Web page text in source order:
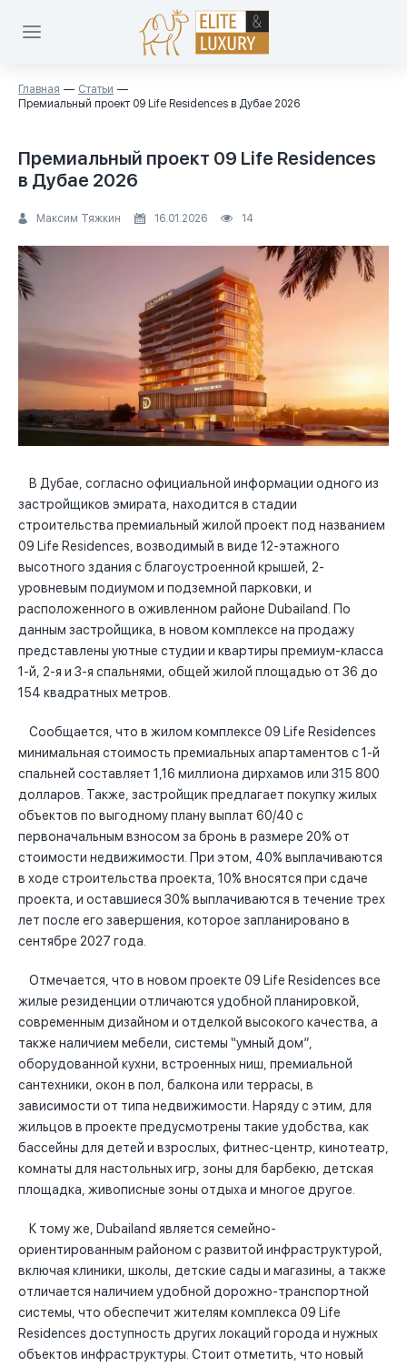
Главная
Статьи
Премиальный проект 09 Life Residences в Дубае 2026
Премиальный проект 09 Life Residences
в Дубае 2026
Максим Тяжкин 16.01.2026 14
В Дубае, согласно официальной информации одного из
застройщиков эмирата, находится в стадии
строительства премиальный жилой проект под названием
09 Life Residences, возводимый в виде 12-этажного
высотного здания с благоустроенной крышей, 2-
уровневым подиумом и подземной парковки, и
расположенного в оживленном районе Dubailand. По
данным застройщика, в новом комплексе на продажу
представлены уютные студии и квартиры премиум-класса
1-й, 2-я и 3-я спальнями, общей жилой площадью от 36 до
154 квадратных метров.
Сообщается, что в жилом комплексе 09 Life Residences
минимальная стоимость премиальных апартаментов с 1-й
спальней составляет 1,16 миллиона дирхамов или 315 800
долларов. Также, застройщик предлагает покупку жилых
объектов по выгодному плану выплат 60/40 с
первоначальным взносом за бронь в размере 20% от
стоимости недвижимости. При этом, 40% выплачиваются
в ходе строительства проекта, 10% вносятся при сдаче
проекта, и оставшиеся 30% выплачиваются в течение трех
лет после его завершения, которое запланировано в
сентябре 2027 года.
Отмечается, что в новом проекте 09 Life Residences все
жилые резиденции отличаются удобной планировкой,
современным дизайном и отделкой высокого качества, а
также наличием мебели, системы “умный дом”,
оборудованной кухни, встроенных ниш, премиальной
сантехники, окон в пол, балкона или террасы, в
зависимости от типа недвижимости. Наряду с этим, для
жильцов в проекте предусмотрены такие удобства, как
бассейны для детей и взрослых, фитнес-центр, кинотеатр,
комнаты для настольных игр, зоны для барбекю, детская
площадка, живописные зоны отдыха и многое другое.
К тому же, Dubailand является семейно-
ориентированным районом с развитой инфраструктурой,
включая клиники, школы, детские сады и магазины, а также
отличается наличием удобной дорожно-транспортной
системы, что обеспечит жителям комплекса 09 Life
Residences доступность других локаций города и нужных
объектов инфраструктуры. Стоит отметить, что новый